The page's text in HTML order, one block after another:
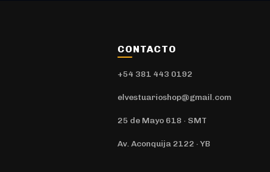
CONTACTO
+54 381 443 0192
elvestuarioshop@gmail.com
25 de Mayo 618 · SMT
Av. Aconquija 2122 · YB